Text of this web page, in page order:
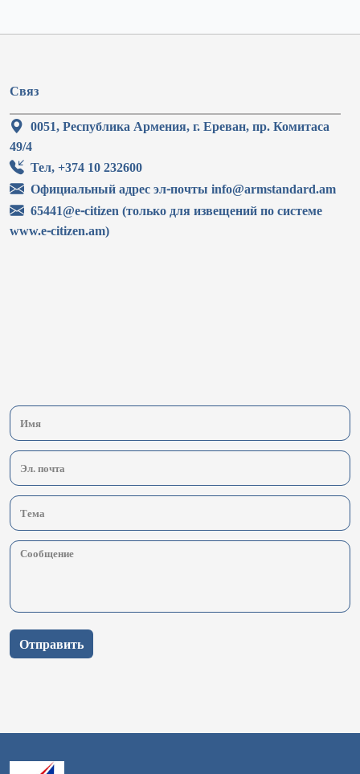
Связ
0051, Республика Армения, г. Ереван, пр. Комитаса
49/4
Тел, +374 10 232600
Официальный адрес эл-почты info@armstandard.am
65441@e-citizen (только для извещений по системе
www.e-citizen.am)
Отправить